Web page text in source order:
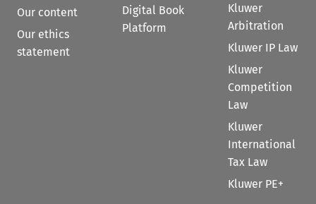
Our content
Our ethics
statement
Digital Book
Platform
Kluwer
Arbitration
Kluwer IP Law
Kluwer
Competition
Law
Kluwer
International
Tax Law
Kluwer PE+